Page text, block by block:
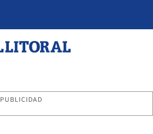
PUBLICIDAD